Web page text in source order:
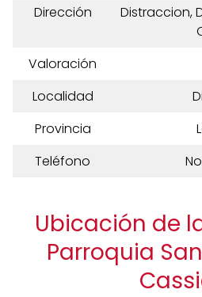
Dirección
Distraccion,
Valoración
Localidad
Provincia
Teléfono
Ubicación de
Parroquia